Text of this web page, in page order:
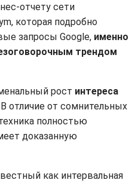
отчету сети
которая подробно
запросы Google, именно
трендом
рост интереса
В отличие от сомнительных
полностью
доказанную
как интервальная